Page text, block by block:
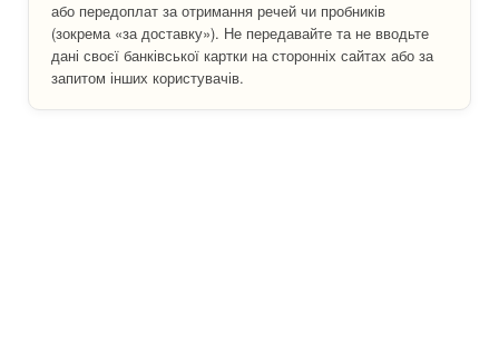
або передоплат за отримання речей чи пробників
(зокрема «за доставку»). Не передавайте та не вводьте
дані своєї банківської картки на сторонніх сайтах або за
запитом інших користувачів.